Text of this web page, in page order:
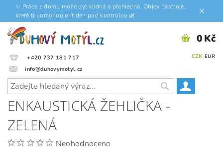
✨ Práce z domu může být klidná a přehledná. Objev nástroje,
které ti pomohou mít den pod kontrolou.🌿
+420 737 181 717
info@duhovymotyl.cz
CZK EUR
0 Kč
ENKAUSTICKÁ ŽEHLIČKA -
ZELENÁ
Neohodnoceno